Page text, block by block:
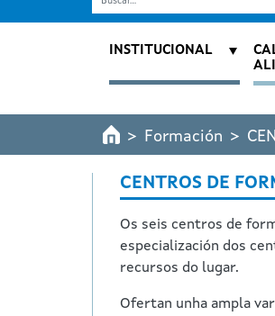
Navegación
INSTITUCIONAL
Formación
CENTROS DE
Os seis centros de
especialización dos
recursos do lugar.
Ofertan unha ampla